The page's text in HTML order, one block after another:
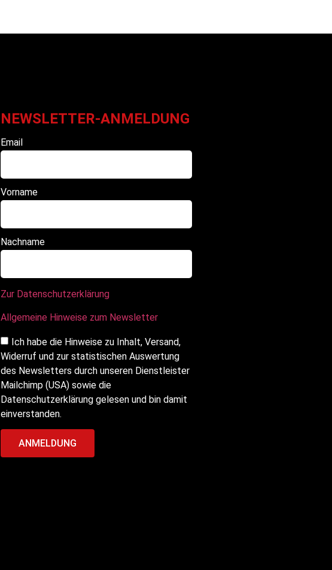
NEWSLETTER-ANMELDUNG
Email
Vorname
Nachname
Zur Datenschutzerklärung
Allgemeine Hinweise zum Newsletter
Ich habe die Hinweise zu Inhalt, Versand,
Widerruf und zur statistischen Auswertung
des Newsletters durch unseren Dienstleister
Mailchimp (USA) sowie die
Datenschutzerklärung gelesen und bin damit
einverstanden.
ANMELDUNG